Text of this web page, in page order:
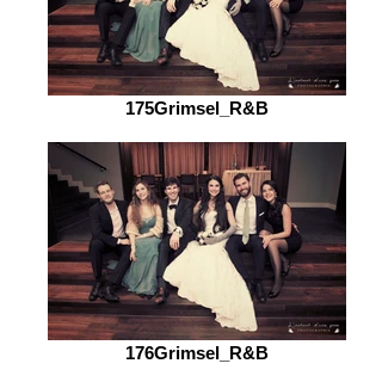
175Grimsel_R&B
176Grimsel_R&B